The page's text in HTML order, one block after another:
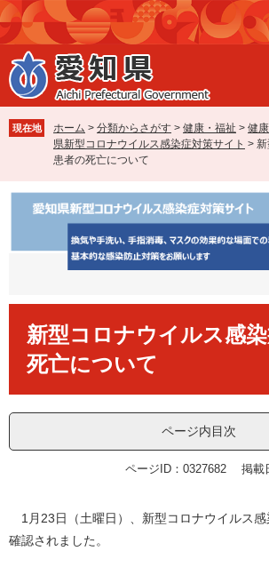
ペ
ー
ジ
の
先
で
す
メ
ニ
ュ
ー
を
ば
し
文
現在地 ホーム > 分類からさがす > 健康・福祉 > 健
県新型コロナウイルス感染症対策サイト >
患者の死亡について
新型コロナウイルス感
死亡について
ページ内目次
ページID：0327682 掲載
1月23日（土曜日）、新型コロナウイルス
確認されました。